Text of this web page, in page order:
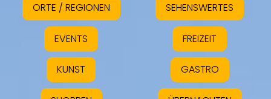
ORTE / REGIONEN SEHENSWERTES
EVENTS FREIZEIT
KUNST GASTRO